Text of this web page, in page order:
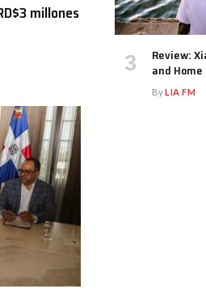
millones
Review:
and
ByLIA FM